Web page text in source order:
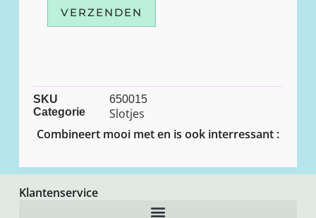
VERZENDEN
SKU
650015
Categorie
Slotjes
Combineert mooi met en is ook interressant :
Klantenservice